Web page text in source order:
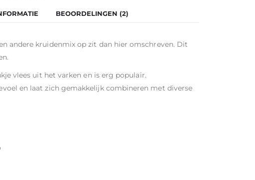
BEOORDELINGEN (2)
andere kruidenmix op zit dan hier omschreven. Dit
vlees uit het varken en is erg populair.
en laat zich gemakkelijk combineren met diverse